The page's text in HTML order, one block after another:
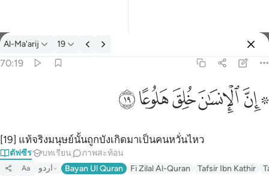
ตัฟซีร: Al-Ma'arij 70:19
Al-Ma'arij 19
70:19
ﱪ ﱫﱬﱭﱮﱯ
[19] แท้จริงมนุษย์นั้นถูกบังเกิดมาเป็นคนหวั่นไหว
ตัฟซีร บทเรียน ภาพสะท้อน
Aa اردو Bayan Ul Quran Fi Zilal Al-Quran Tafsir Ibn Kathir